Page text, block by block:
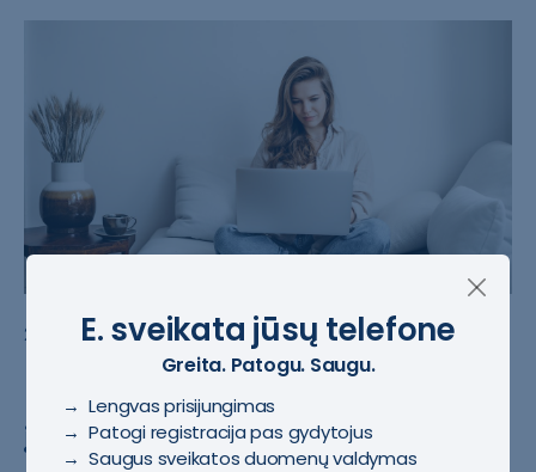
2022-07-12 #E. receptas
Laukta žinia pacientams:
receptinius vaistus jau galima
įsigyti internetu
E. sveikata jūsų telefone
Greita. Patogu. Saugu.
→ Lengvas prisijungimas
→ Patogi registracija pas gydytojus
→ Saugus sveikatos duomenų valdymas